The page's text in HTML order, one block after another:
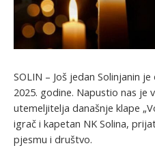
SOLIN – Još jedan Solinjanin
2025. godine. Napustio nas je
utemeljitelja današnje klape
igrač i kapetan NK Solina,
pjesmu i društvo.